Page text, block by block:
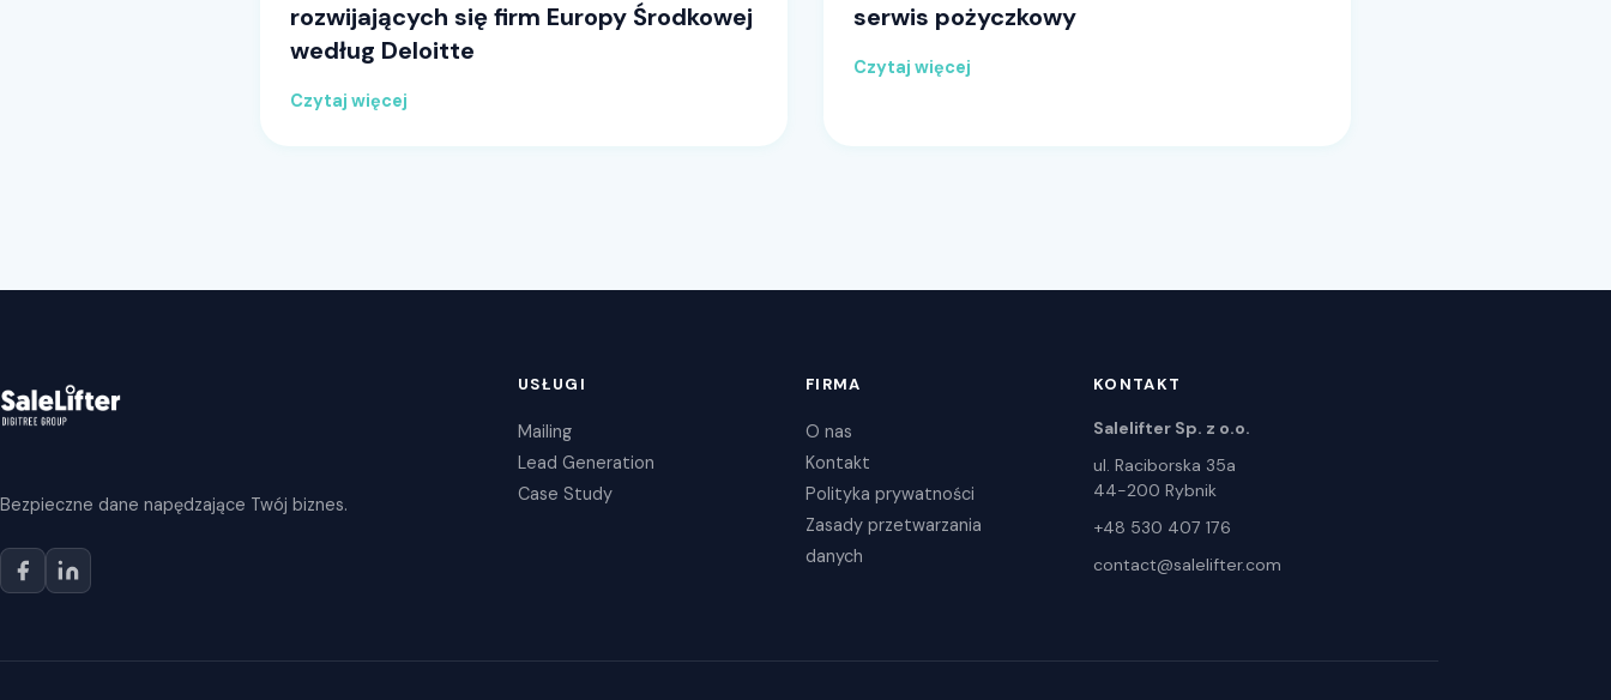
rozwijających się firm Europy Środkowej
według Deloitte
Czytaj więcej
serwis pożyczkowy
Czytaj więcej
Bezpieczne dane napędzające Twój biznes.
USŁUGI
Mailing
Lead Generation
Case Study
FIRMA
O nas
Kontakt
Polityka prywatności
Zasady przetwarzania
danych
KONTAKT
Salelifter Sp. z o.o.
ul. Raciborska 35a
44-200 Rybnik
+48 530 407 176
contact@salelifter.com